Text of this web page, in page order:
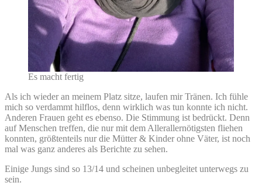
Es macht fertig
Als ich wieder an meinem Platz sitze, laufen mir Tränen. Ich fühle
mich so verdammt hilflos, denn wirklich was tun konnte ich nicht.
Anderen Frauen geht es ebenso. Die Stimmung ist bedrückt. Denn
auf Menschen treffen, die nur mit dem Allerallernötigsten fliehen
konnten, größtenteils nur die Mütter & Kinder ohne Väter, ist noch
mal was ganz anderes als Berichte zu sehen.
Einige Jungs sind so 13/14 und scheinen unbegleitet unterwegs zu
sein.